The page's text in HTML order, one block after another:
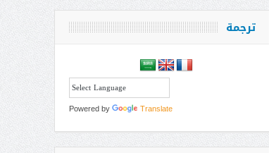
ترجمة
Powered by Translate